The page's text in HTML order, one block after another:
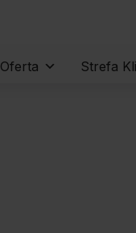
Oferta Strefa